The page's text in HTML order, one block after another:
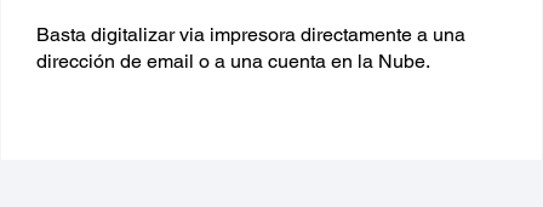
Basta digitalizar via impresora directamente a una
dirección de email o a una cuenta en la Nube.